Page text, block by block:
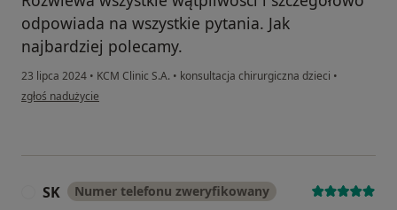
odpowiada na wszystkie pytania. Jak
najbardziej polecamy.
23 lipca 2024 • KCM Clinic S.A. • konsultacja chirurgiczna dzieci •
w opinii użytkownika Dominika Skórska
zgłoś nadużycie
SK Numer telefonu zweryfikowany